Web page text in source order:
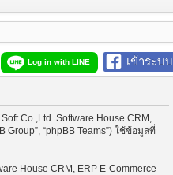
เข้าระบบ
Log in with LINE
Co.,Ltd. Software House CRM,
Group”, “phpBB Teams”) ใช้ข้อมูลที่
House CRM, ERP E-Commerce